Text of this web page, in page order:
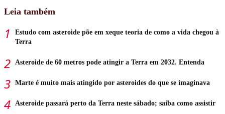
Leia também
Estudo com asteroide põe em xeque teoria de como a vida chegou à
Terra
Asteroide de 60 metros pode atingir a Terra em 2032. Entenda
Marte é muito mais atingido por asteroides do que se imaginava
Asteroide passará perto da Terra neste sábado; saiba como assistir